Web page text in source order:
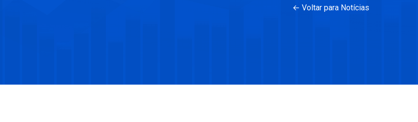
← Voltar para Notícias